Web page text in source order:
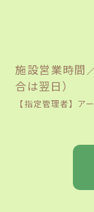
施設営業時
合は翌日）
【指定管理者】ア